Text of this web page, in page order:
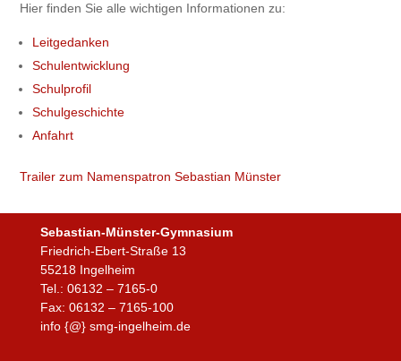
Hier finden Sie alle wichtigen Informationen zu:
Leitgedanken
Schulentwicklung
Schulprofil
Schulgeschichte
Anfahrt
Trailer zum Namenspatron Sebastian Münster
Sebastian-Münster-Gymnasium
Friedrich-Ebert-Straße 13
55218 Ingelheim
Tel.: 06132 – 7165-0
Fax: 06132 – 7165-100
info {@} smg-ingelheim.de